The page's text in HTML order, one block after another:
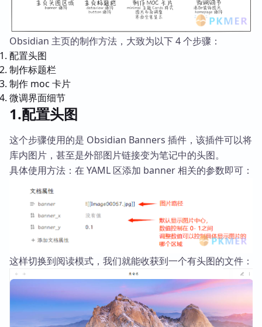
Obsidian 主页的制作方法，大致为以下 4 个步骤：
配置头图
制作标题栏
制作 moc 卡片
微调界面细节
1.配置头图
这个步骤使用的是 Obsidian Banners 插件，该插件可以将
库内图片，甚至是外部图片链接变为笔记中的头图。
具体使用方法：在 YAML 区添加 banner 相关的参数即可：
这样切换到阅读模式，我们就能收获到一个有头图的文件：